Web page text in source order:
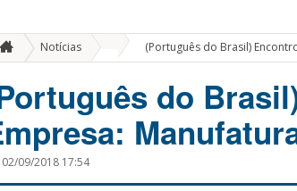
Notícias (Português do Brasil)
do
02/09/2018 17:54